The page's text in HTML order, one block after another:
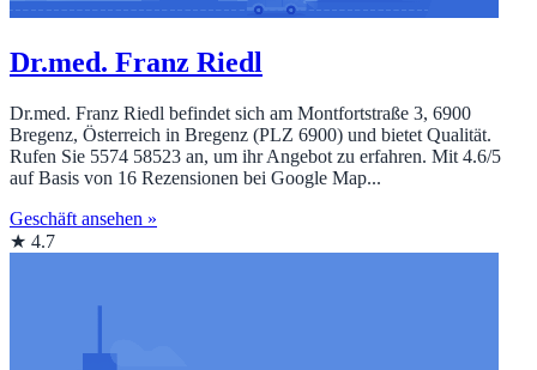
Dr.med. Franz Riedl
Dr.med. Franz Riedl befindet sich am Montfortstraße 3, 6900
Bregenz, Österreich in Bregenz (PLZ 6900) und bietet Qualität.
Rufen Sie 5574 58523 an, um ihr Angebot zu erfahren. Mit 4.6/5
auf Basis von 16 Rezensionen bei Google Map...
Geschäft ansehen »
★ 4.7